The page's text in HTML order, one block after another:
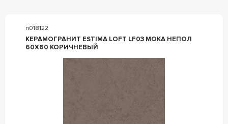
n018122
КЕРАМОГРАНИТ ESTIMA LOFT LF03 MOKA НЕПОЛ
60X60 КОРИЧНЕВЫЙ